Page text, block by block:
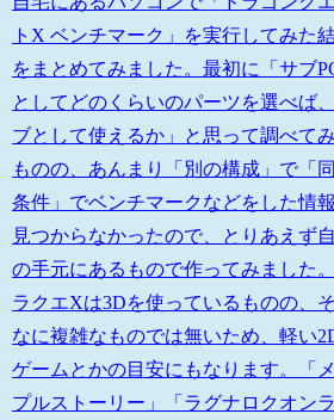
トX ベンチマーク」を実行してみた
をまとめてみました。最初に「サブ
としてどのくらいのパーツを選べば
ブとして使えるか」と思って調べて
ものの、あんまり「別の構成」で「
条件」でベンチマークなどをした情
見つからなかったので、とりあえず
の手元にあるもので作ってみました
ラクエXは3Dを使っているものの、
なに複雑なものでは無いため、軽い
ゲームとかの目安にもなります。「
プルストーリー」「ラグナロクオン